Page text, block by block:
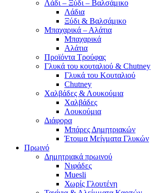
Λάδι – Ξύδι – Βαλσάμικο
Λάδια
Ξύδι & Βαλσάμικο
Μπαχαρικά – Αλάτια
Μπαχαρικά
Αλάτια
Προϊόντα Τρούφας
Γλυκά του κουταλιού & Chutney
Γλυκά του Κουταλιού
Chutney
Χαλβάδες & Λουκούμια
Χαλβάδες
Λουκούμια
Διάφορα
Μπάρες Δημητριακών
Έτοιμα Μείγματα Γλυκών
Πρωινό
Δημητριακά πρωινού
Νιφάδες
Muesli
Χωρίς Γλουτένη